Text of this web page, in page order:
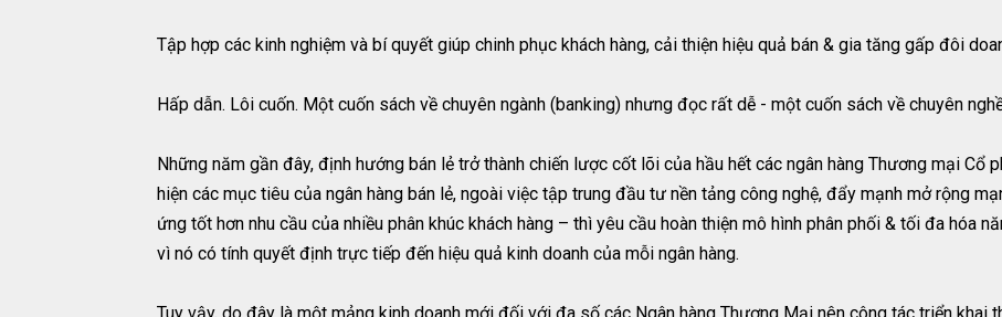
Tập hợp các kinh nghiệm và bí quyết giúp chinh phục khách hàng, cải thiện hiệu quả bán & gia tăng gấp đôi
Hấp dẫn. Lôi cuốn. Một cuốn sách về chuyên ngành (banking) nhưng đọc rất dễ - một cuốn sách về chuyên
Những năm gần đây, định hướng bán lẻ trở thành chiến lược cốt lõi của hầu hết các ngân hàng Thương mại Cổ
hiện các mục tiêu của ngân hàng bán lẻ, ngoài việc tập trung đầu tư nền tảng công nghệ, đẩy mạnh mở rộng
ứng tốt hơn nhu cầu của nhiều phân khúc khách hàng – thì yêu cầu hoàn thiện mô hình phân phối & tối đa hóa
vì nó có tính quyết định trực tiếp đến hiệu quả kinh doanh của mỗi ngân hàng.